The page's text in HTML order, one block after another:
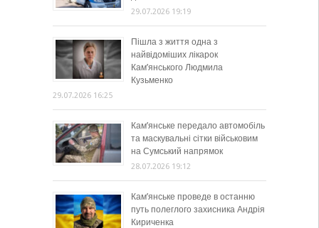
29.07.2026 19:19
Пішла з життя одна з
найвідоміших лікарок
Кам’янського Людмила
Кузьменко
29.07.2026 16:25
Кам’янське передало автомобіль
та маскувальні сітки військовим
на Сумський напрямок
28.07.2026 19:12
Кам’янське проведе в останню
путь полеглого захисника Андрія
Кириченка